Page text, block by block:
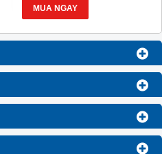
Giảm 20%khi nâng cấp Ram-
SSD
khách hàng ở xa, HSSV . Săn
Giá 500.000đ
MUA NGAY